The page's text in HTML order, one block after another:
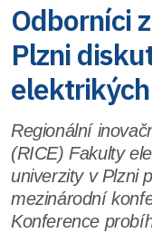
Odborníci
Plzni
Regionální
(RICE) Fakulty
univerzity v Plzni
mezinárodní
Konference